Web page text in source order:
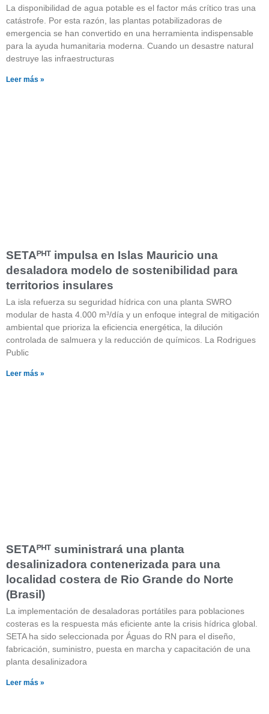
La disponibilidad de agua potable es el factor más crítico tras una
catástrofe. Por esta razón, las plantas potabilizadoras de
emergencia se han convertido en una herramienta indispensable
para la ayuda humanitaria moderna. Cuando un desastre natural
destruye las infraestructuras
Leer más »
SETAᴾᴴᵀ impulsa en Islas Mauricio una
desaladora modelo de sostenibilidad para
territorios insulares
La isla refuerza su seguridad hídrica con una planta SWRO
modular de hasta 4.000 m³/día y un enfoque integral de mitigación
ambiental que prioriza la eficiencia energética, la dilución
controlada de salmuera y la reducción de químicos. La Rodrigues
Public
Leer más »
SETAᴾᴴᵀ suministrará una planta
desalinizadora contenerizada para una
localidad costera de Rio Grande do Norte
(Brasil)
La implementación de desaladoras portátiles para poblaciones
costeras es la respuesta más eficiente ante la crisis hídrica global.
SETA ha sido seleccionada por Águas do RN para el diseño,
fabricación, suministro, puesta en marcha y capacitación de una
planta desalinizadora
Leer más »